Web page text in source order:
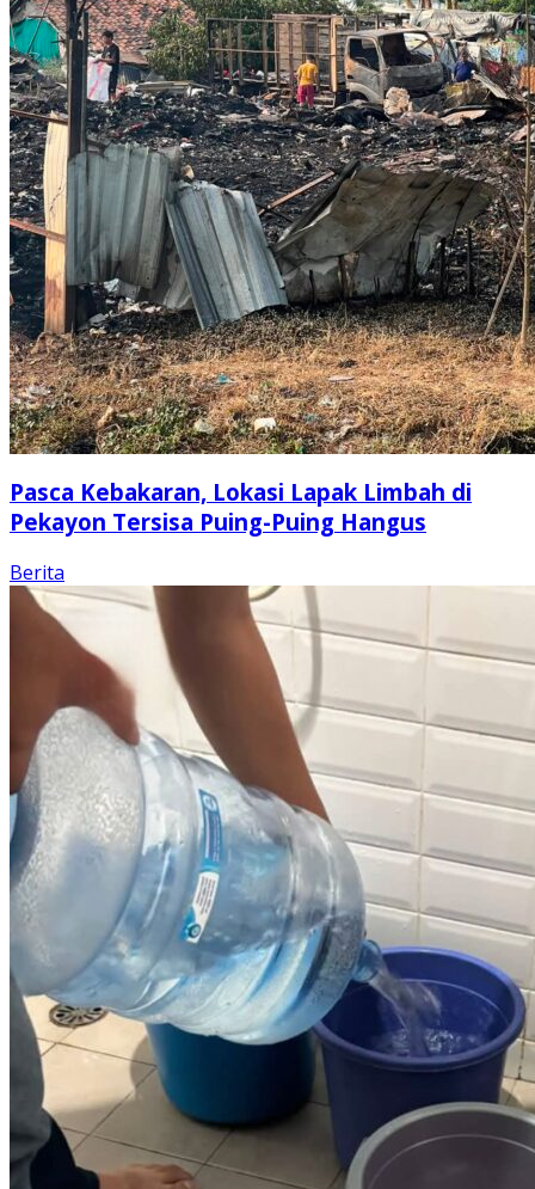
Pasca Kebakaran, Lokasi Lapak Limbah di
Pekayon Tersisa Puing-Puing Hangus
Berita